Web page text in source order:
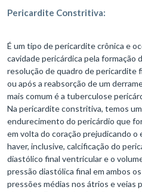
Pericardite Constritiva:
É um tipo de pericardite crônica e
cavidade pericárdica pela formação
resolução de quadro de pericardite
ou após a reabsorção de um
mais comum é a tuberculose
Na pericardite constritiva, temos
endurecimento do pericárdio que
em volta do coração prejudicando
haver, inclusive, calcificação do
diastólico final ventricular e o
pressão diastólica final em ambos
pressões médias nos átrios e veias